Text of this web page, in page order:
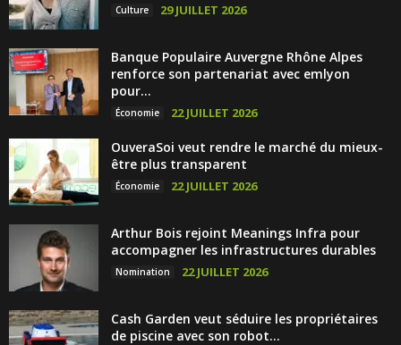
Culture 29 JUILLET 2026
Banque Populaire Auvergne Rhône Alpes
renforce son partenariat avec emlyon
pour...
Économie 22 JUILLET 2026
OuveraSoi veut rendre le marché du mieux-
être plus transparent
Économie 22 JUILLET 2026
Arthur Bois rejoint Meanings Infra pour
accompagner les infrastructures durables
Nomination 22 JUILLET 2026
Cash Garden veut séduire les propriétaires
de piscine avec son robot...